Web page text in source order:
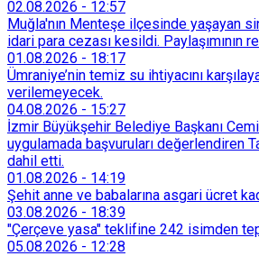
02.08.2026 - 12:57
Muğla'nın Menteşe ilçesinde yaşayan
idari para cezası kesildi. Paylaşımının
01.08.2026 - 18:17
Ümraniye’nin temiz su ihtiyacını
verilemeyecek.
04.08.2026 - 15:27
İzmir Büyükşehir Belediye Başkanı
uygulamada başvuruları değerlendiren
dahil etti.
01.08.2026 - 14:19
Şehit anne ve babalarına asgari ücret
03.08.2026 - 18:39
"Çerçeve yasa" teklifine 242 isimden
05.08.2026 - 12:28